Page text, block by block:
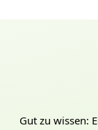
Gut zu wissen: